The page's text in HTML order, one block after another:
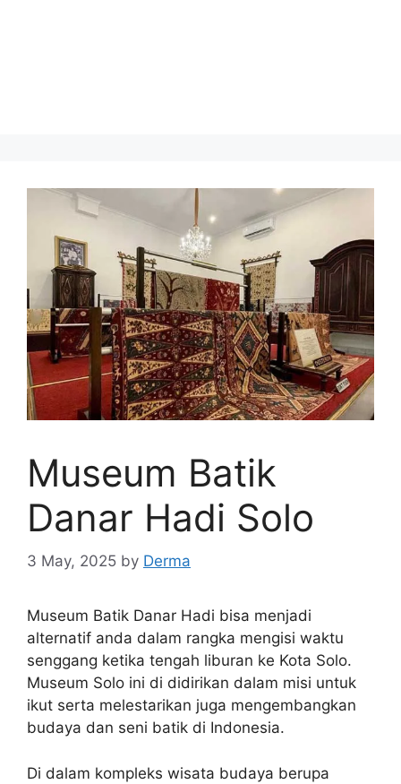
Museum Batik
Danar Hadi Solo
3 May, 2025 by Derma
Museum Batik Danar Hadi bisa menjadi
alternatif anda dalam rangka mengisi waktu
senggang ketika tengah liburan ke Kota Solo.
Museum Solo ini di didirikan dalam misi untuk
ikut serta melestarikan juga mengembangkan
budaya dan seni batik di Indonesia.
Di dalam kompleks wisata budaya berupa